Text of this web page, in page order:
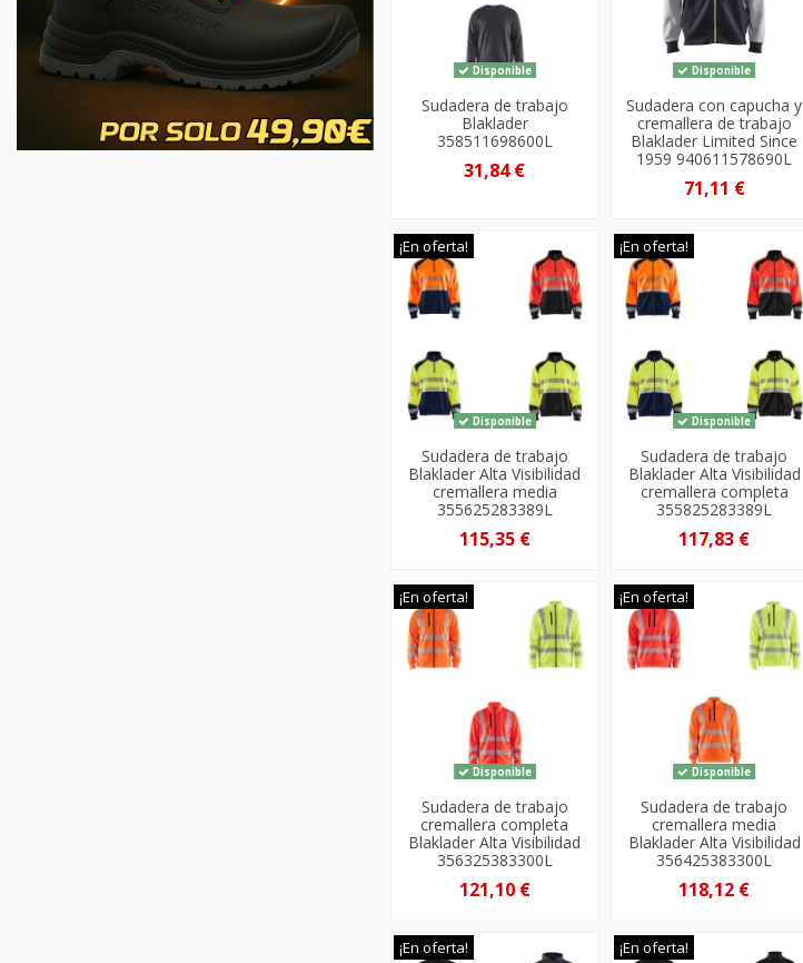
Disponible
Sudadera de trabajo
Blaklader
358511698600L
31,84 €
Disponible
Sudadera con capucha y
cremallera de trabajo
Blaklader Limited Since
1959 940611578690L
71,11 €
¡En oferta!
Disponible
Sudadera de trabajo
Blaklader Alta Visibilidad
cremallera media
355625283389L
115,35 €
¡En oferta!
Disponible
Sudadera de trabajo
Blaklader Alta Visibilidad
cremallera completa
355825283389L
117,83 €
¡En oferta!
Disponible
Sudadera de trabajo
cremallera completa
Blaklader Alta Visibilidad
356325383300L
121,10 €
¡En oferta!
Disponible
Sudadera de trabajo
cremallera media
Blaklader Alta Visibilidad
356425383300L
118,12 €
¡En oferta! ¡En oferta!